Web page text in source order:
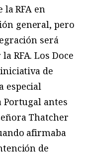
RFA en
general, pero
será
RFA. Los Doce
de
especial
Portugal antes
Thatcher
afirmaba
de